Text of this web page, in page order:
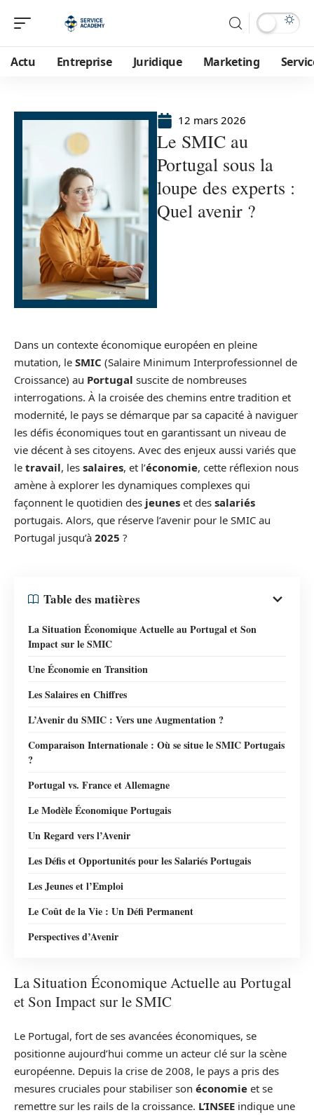
Actu Entreprise Juridique Marketing
12 mars 2026
Le SMIC au
Portugal sous la
loupe des experts :
Quel avenir ?
Dans un contexte économique européen en pleine
mutation, le SMIC (Salaire Minimum Interprofessionnel de
Croissance) au Portugal suscite de nombreuses
interrogations. À la croisée des chemins entre tradition et
modernité, le pays se démarque par sa capacité à naviguer
les défis économiques tout en garantissant un niveau de
vie décent à ses citoyens. Avec des enjeux aussi variés que
le travail, les salaires, et l’économie, cette réflexion nous
amène à explorer les dynamiques complexes qui
façonnent le quotidien des jeunes et des salariés
portugais. Alors, que réserve l’avenir pour le SMIC au
Portugal jusqu’à 2025 ?
Table des matières
La Situation Économique Actuelle au Portugal et Son
Impact sur le SMIC
Une Économie en Transition
Les Salaires en Chiffres
L’Avenir du SMIC : Vers une Augmentation ?
Comparaison Internationale : Où se situe le SMIC Portugais
?
Portugal vs. France et Allemagne
Le Modèle Économique Portugais
Un Regard vers l’Avenir
Les Défis et Opportunités pour les Salariés Portugais
Les Jeunes et l’Emploi
Le Coût de la Vie : Un Défi Permanent
Perspectives d’Avenir
La Situation Économique Actuelle au Portugal
et Son Impact sur le SMIC
Le Portugal, fort de ses avancées économiques, se
positionne aujourd’hui comme un acteur clé sur la scène
européenne. Depuis la crise de 2008, le pays a pris des
mesures cruciales pour stabiliser son économie et se
remettre sur les rails de la croissance. L’INSEE indique une